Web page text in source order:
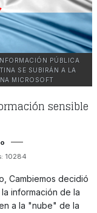
PÚBLICA
SE SUBIRÁN A LA
MICROSOFT
sensible
10284
Cambiemos decidió
información de la
a la "nube" de la